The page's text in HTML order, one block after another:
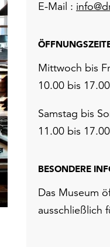
E-Mail :
Mittwoch bis
10.00 bis
Samstag bis
11.00 bis
BESONDERE
Das Museum
ausschließlich